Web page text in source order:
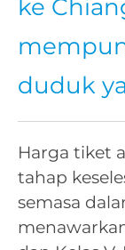
ke
duduk
Harga tiket
tahap
semasa